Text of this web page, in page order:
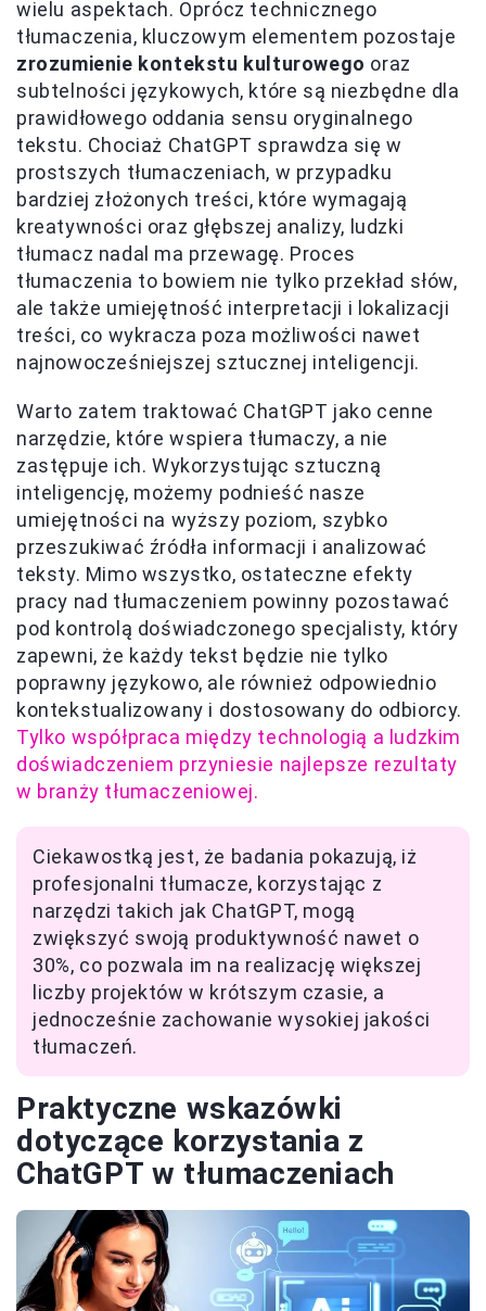
wielu aspektach. Oprócz technicznego
tłumaczenia, kluczowym elementem pozostaje
zrozumienie kontekstu kulturowego oraz
subtelności językowych, które są niezbędne dla
prawidłowego oddania sensu oryginalnego
tekstu. Chociaż ChatGPT sprawdza się w
prostszych tłumaczeniach, w przypadku
bardziej złożonych treści, które wymagają
kreatywności oraz głębszej analizy, ludzki
tłumacz nadal ma przewagę. Proces
tłumaczenia to bowiem nie tylko przekład słów,
ale także umiejętność interpretacji i lokalizacji
treści, co wykracza poza możliwości nawet
najnowocześniejszej sztucznej inteligencji.
Warto zatem traktować ChatGPT jako cenne
narzędzie, które wspiera tłumaczy, a nie
zastępuje ich. Wykorzystując sztuczną
inteligencję, możemy podnieść nasze
umiejętności na wyższy poziom, szybko
przeszukiwać źródła informacji i analizować
teksty. Mimo wszystko, ostateczne efekty
pracy nad tłumaczeniem powinny pozostawać
pod kontrolą doświadczonego specjalisty, który
zapewni, że każdy tekst będzie nie tylko
poprawny językowo, ale również odpowiednio
kontekstualizowany i dostosowany do odbiorcy.
Tylko współpraca między technologią a ludzkim
doświadczeniem przyniesie najlepsze rezultaty
w branży tłumaczeniowej.
Ciekawostką jest, że badania pokazują, iż
profesjonalni tłumacze, korzystając z
narzędzi takich jak ChatGPT, mogą
zwiększyć swoją produktywność nawet o
30%, co pozwala im na realizację większej
liczby projektów w krótszym czasie, a
jednocześnie zachowanie wysokiej jakości
tłumaczeń.
Praktyczne wskazówki
dotyczące korzystania z
ChatGPT w tłumaczeniach